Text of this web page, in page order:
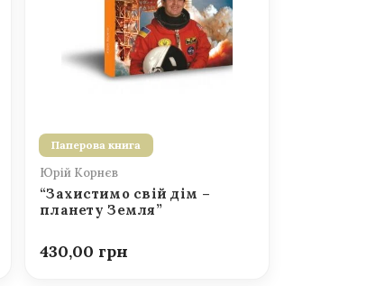
Паперова книга
Юрій Корнєв
“Захистимо свій дім –
планету Земля”
430,00